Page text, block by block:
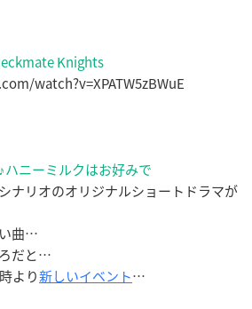
Knights
watch?v=XPATW5zBWuE
ニーミルクはお好みで
ナリオのオリジナルショートドラマが
曲…
だと…
より新しいイベント…